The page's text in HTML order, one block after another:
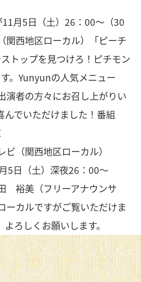
月5日（土）26：00〜（30
関西地区ローカル）「ピーチ
トップを見つけろ！ピチモン
。Yunyunの人気メニュー
演者の方々にお召し上がりい
んでいただけました！番組
（関西地区ローカル）
5日（土）深夜26：00〜
裕美（フリーアナウンサ
ーカルですがご覧いただけま
ろしくお願いします。